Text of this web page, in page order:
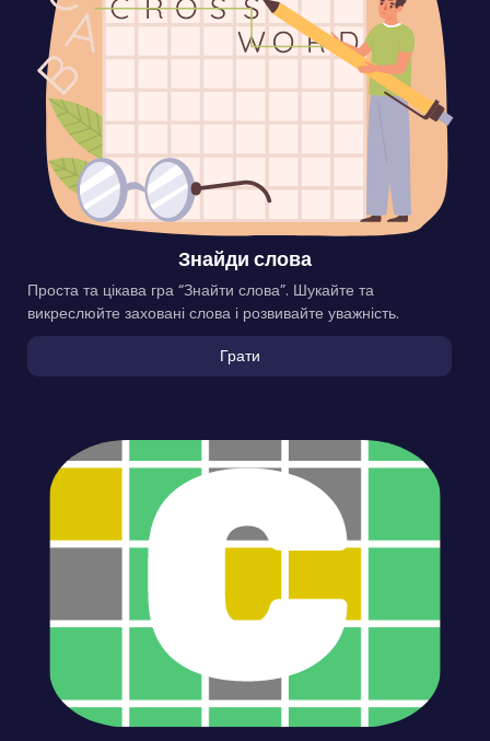
Знайди слова
Проста та цікава гра “Знайти слова”. Шукайте та
викреслюйте заховані слова і розвивайте уважність.
Грати